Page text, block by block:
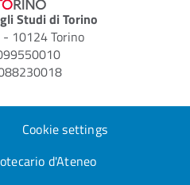
Studi di Torino
- 10124 Torino
Cookie settings
d'Ateneo